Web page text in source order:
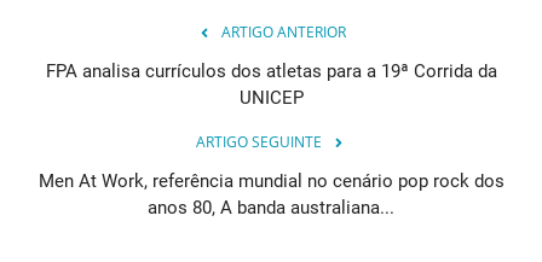
ARTIGO ANTERIOR
FPA analisa currículos dos atletas para a 19ª Corrida da
UNICEP
ARTIGO SEGUINTE
Men At Work, referência mundial no cenário pop rock dos
anos 80, A banda australiana...